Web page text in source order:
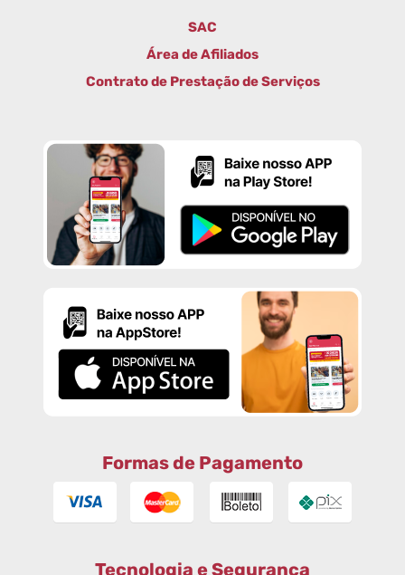
SAC
Área de Afiliados
Contrato de Prestação de Serviços
Formas de Pagamento
Tecnologia e Segurança